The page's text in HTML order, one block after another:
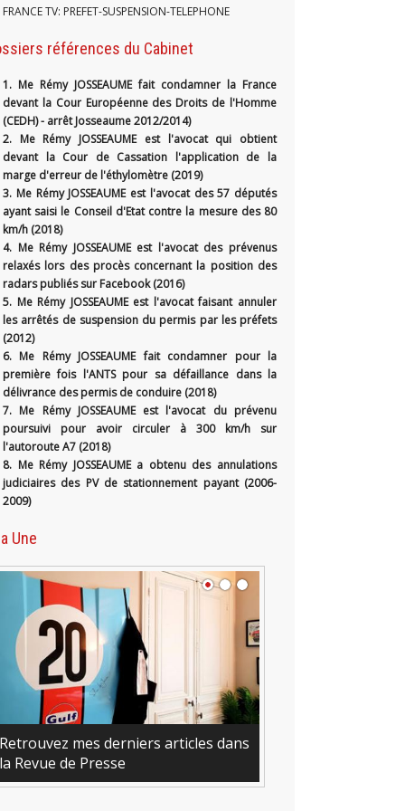
FRANCE TV: PREFET-SUSPENSION-TELEPHONE
références du Cabinet
1. Me Rémy JOSSEAUME fait condamner la France
devant la Cour Européenne des Droits de l'Homme
(CEDH) - arrêt Josseaume 2012/2014)
2. Me Rémy JOSSEAUME est l'avocat qui obtient
devant la Cour de Cassation l'application de la
marge d'erreur de l'éthylomètre (2019)
3. Me Rémy JOSSEAUME est l'avocat des 57 députés
ayant saisi le Conseil d'Etat contre la mesure des 80
km/h (2018)
4. Me Rémy JOSSEAUME est l'avocat des prévenus
relaxés lors des procès concernant la position des
radars publiés sur Facebook (2016)
5. Me Rémy JOSSEAUME est l'avocat faisant annuler
les arrêtés de suspension du permis par les préfets
(2012)
6. Me Rémy JOSSEAUME fait condamner pour la
première fois l'ANTS pour sa défaillance dans la
délivrance des permis de conduire (2018)
7. Me Rémy JOSSEAUME est l'avocat du prévenu
poursuivi pour avoir circuler à 300 km/h sur
l'autoroute A7 (2018)
8. Me Rémy JOSSEAUME a obtenu des annulations
judiciaires des PV de stationnement payant (2006-
2009)
Une
Retrouvez mes derniers articles dans
la Revue de Presse